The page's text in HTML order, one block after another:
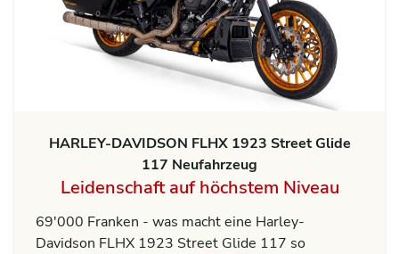
HARLEY-DAVIDSON FLHX 1923 Street Glide
117 Neufahrzeug
Leidenschaft auf höchstem Niveau
69'000 Franken - was macht eine Harley-
Davidson FLHX 1923 Street Glide 117 so